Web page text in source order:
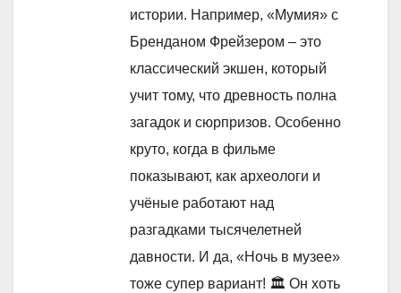
истории. Например, «Мумия» с
Бренданом Фрейзером – это
классический экшен, который
учит тому, что древность полна
загадок и сюрпризов. Особенно
круто, когда в фильме
показывают, как археологи и
учёные работают над
разгадками тысячелетней
давности. И да, «Ночь в музее»
тоже супер вариант! 🏛️ Он хоть